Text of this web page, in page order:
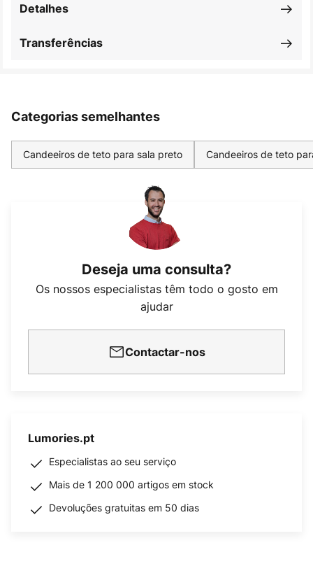
Detalhes
Transferências
Categorias semelhantes
Candeeiros de teto para sala preto Candeeiros de teto
Deseja uma consulta?
Os nossos especialistas têm todo o gosto em
ajudar
Contactar-nos
Lumories.pt
Especialistas ao seu serviço
Mais de 1 200 000 artigos em stock
Devoluções gratuitas em 50 dias